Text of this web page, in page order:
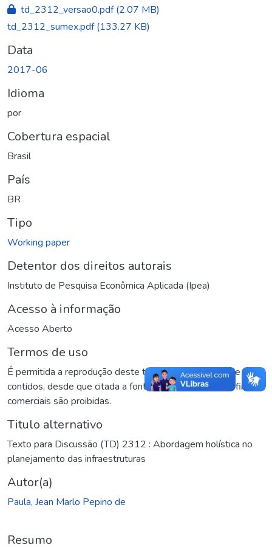
td_2312_versao0.pdf(2.07 MB)
td_2312_sumex.pdf(133.27 KB)
Data
2017-06
Idioma
por
Cobertura espacial
Brasil
País
BR
Tipo
Working paper
Detentor dos direitos autorais
Instituto de Pesquisa Econômica Aplicada (Ipea)
Acesso à informação
Acesso Aberto
Termos de uso
É permitida a reprodução deste texto e dos dados nele
contidos, desde que citada a fonte. Reproduções para fins
comerciais são proibidas.
Titulo alternativo
Texto para Discussão (TD) 2312 : Abordagem holística no
planejamento das infraestruturas
Autor(a)
Paula, Jean Marlo Pepino de
Resumo